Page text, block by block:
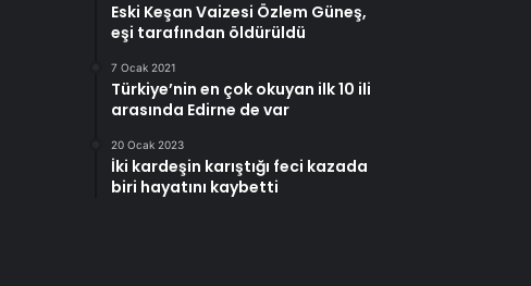
Eski Keşan Vaizesi Özlem Güneş,
eşi tarafından öldürüldü
7 Ocak 2021
Türkiye’nin en çok okuyan ilk 10 ili
arasında Edirne de var
20 Ocak 2023
İki kardeşin karıştığı feci kazada
biri hayatını kaybetti